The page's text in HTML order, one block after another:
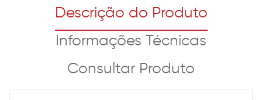
Descrição do Produto
Informações Técnicas
Consultar Produto